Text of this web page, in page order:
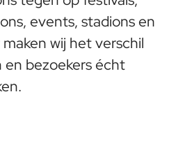
events, stadions en
wij het verschil
bezoekers écht